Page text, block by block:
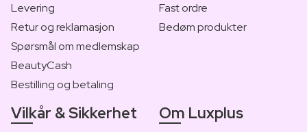
Levering
Retur og reklamasjon
Spørsmål om medlemskap
BeautyCash
Bestilling og betaling
Fast ordre
Bedøm produkter
Vilkår & Sikkerhet Om Luxplus